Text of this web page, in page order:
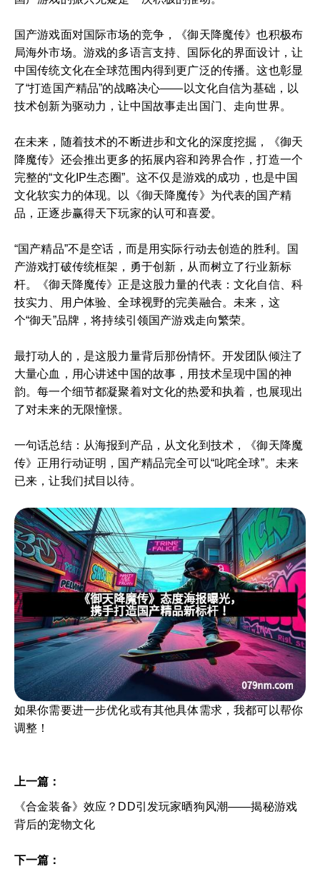
国产游戏面对国际市场的竞争，《御天降魔传》也积极布
局海外市场。游戏的多语言支持、国际化的界面设计，让
中国传统文化在全球范围内得到更广泛的传播。这也彰显
了“打造国产精品”的战略决心——以文化自信为基础，以
技术创新为驱动力，让中国故事走出国门、走向世界。
在未来，随着技术的不断进步和文化的深度挖掘，《御天
降魔传》还会推出更多的拓展内容和跨界合作，打造一个
完整的“文化IP生态圈”。这不仅是游戏的成功，也是中国
文化软实力的体现。以《御天降魔传》为代表的国产精
品，正逐步赢得天下玩家的认可和喜爱。
“国产精品”不是空话，而是用实际行动去创造的胜利。国
产游戏打破传统框架，勇于创新，从而树立了行业新标
杆。《御天降魔传》正是这股力量的代表：文化自信、科
技实力、用户体验、全球视野的完美融合。未来，这
个“御天”品牌，将持续引领国产游戏走向繁荣。
最打动人的，是这股力量背后那份情怀。开发团队倾注了
大量心血，用心讲述中国的故事，用技术呈现中国的神
韵。每一个细节都凝聚着对文化的热爱和执着，也展现出
了对未来的无限憧憬。
一句话总结：从海报到产品，从文化到技术，《御天降魔
传》正用行动证明，国产精品完全可以“叱咤全球”。未来
已来，让我们拭目以待。
如果你需要进一步优化或有其他具体需求，我都可以帮你
调整！
上一篇：
《合金装备》效应？DD引发玩家晒狗风潮——揭秘游戏
背后的宠物文化
下一篇：